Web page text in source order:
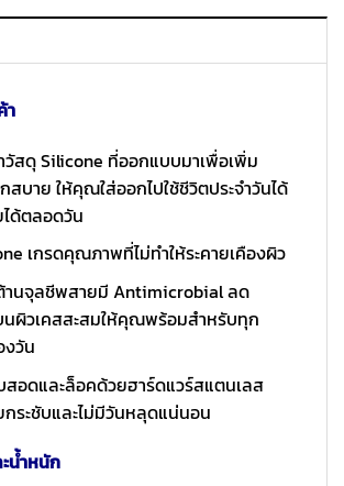
สดุ Silicone ที่ออกแบบมาเพื่อเพิ่ม
สบาย ให้คุณใส่ออกไปใช้ชีวิตประจำวันได้
ด้ตลอดวัน
เกรดคุณภาพที่ไม่ทำให้ระคายเคืองผิว
านจุลชีพสายมี Antimicrobial ลด
นผิวเคสสะสมให้คุณพร้อมสำหรับทุก
วัน
อดและล็อคด้วยฮาร์ดแวร์สแตนเลส
กระชับและไม่มีวันหลุดแน่นอน
น้ำหนัก